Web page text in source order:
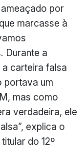
por
marcasse à
Durante a
carteira falsa
portava um
mas como
verdadeira, ele
explica o
do 12º